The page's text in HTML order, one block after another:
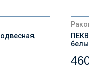
белый